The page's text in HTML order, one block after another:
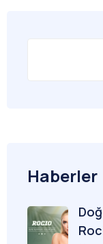
Haberler